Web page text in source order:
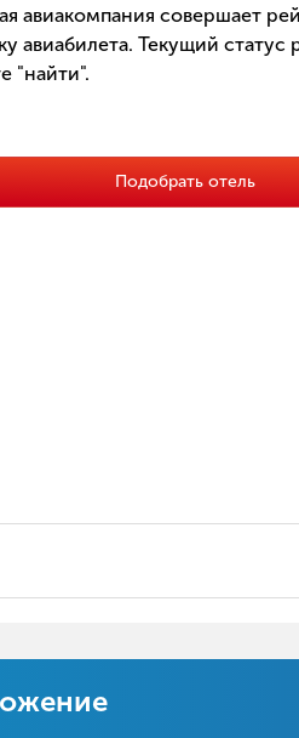
авиакомпания совершает
авиабилета. Текущий статус
"найти".
Подобрать отель